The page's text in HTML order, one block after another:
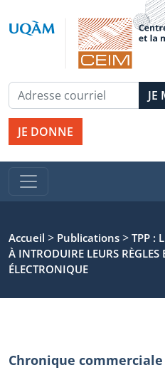
JE DONNE
Accueil > Publications > TPP :
À INTRODUIRE LEURS
ÉLECTRONIQUE
Chronique